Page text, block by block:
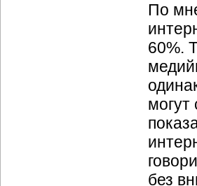
По
60%.
могут
без